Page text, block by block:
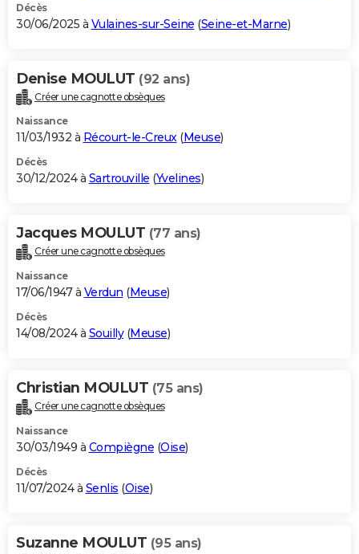
Décès
30/06/2025 à Vulaines-sur-Seine (Seine-et-Marne)
Denise MOULUT (92 ans)
Créer une cagnotte obsèques
Naissance
11/03/1932 à Récourt-le-Creux(Meuse)
Décès
30/12/2024 à Sartrouville (Yvelines)
Jacques MOULUT (77 ans)
Créer une cagnotte obsèques
Naissance
17/06/1947 à Verdun (Meuse)
Décès
14/08/2024 à Souilly(Meuse)
Christian MOULUT (75 ans)
Créer une cagnotte obsèques
Naissance
30/03/1949 à Compiègne (Oise)
Décès
11/07/2024 à Senlis (Oise)
Suzanne MOULUT (95 ans)